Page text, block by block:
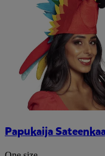
Papukaija